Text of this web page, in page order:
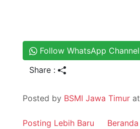
Follow WhatsApp Channel
Share :
Posted by BSMI Jawa Timur at
Posting Lebih Baru Beranda